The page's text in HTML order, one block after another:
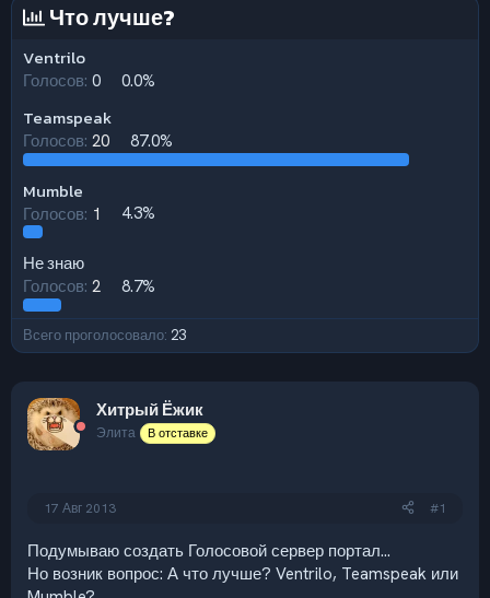
р
е
м
н
Что лучше?
Ventrilo
Голосов: 0 0.0%
Teamspeak
Голосов: 20 87.0%
Mumble
Голосов: 1 4.3%
Не знаю
Голосов: 2 8.7%
Всего проголосовало 23
Хитрый Ёжик
Элита В отставке
17 Авг 2013 #1
Подумываю создать Голосовой сервер портал...
Но возник вопрос: А что лучше? Ventrilo, Teamspeak или